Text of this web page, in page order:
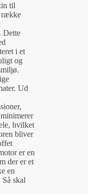
til
række
Dette
i et
og
Ud
hvilket
bliver
er en
der er et
en
skal